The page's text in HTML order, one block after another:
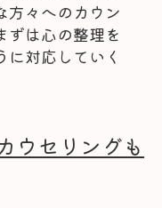
方々へのカウン
ずは心の整理を
対応していく
ウセリングも